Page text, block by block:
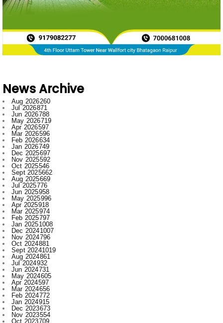
News Archive
Jun 2026
788
May 2026719
Apr 2026597
Mar 2026596
Feb 2026634
Jan 2026749
Dec 2025697
Nov 2025592
Oct 2025546
Sept 2025662
Aug 2025669
Jul 2025776
Jun 2025958
May 2025996
Apr 2025918
Mar 2025974
Feb 2025797
Jan 20251008
Dec 20241007
Nov 2024796
Oct 2024881
Sept 20241019
Aug 2024861
Jul 2024932
Jun 2024731
May 2024605
Apr 2024597
Mar 2024656
Feb 2024772
Jan 2024915
Dec 2023673
Nov 2023554
Oct 2023709
Sept 2023707
Aug 2023520
Jul 2023521
Jun 2023480